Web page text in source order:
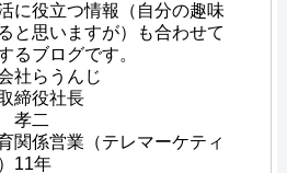
に役立つ情報（自分の趣味
と思いますが）も合わせて
るブログです。
社らうんじ
締役社長
孝二
関係営業（テレマーケティ
11年